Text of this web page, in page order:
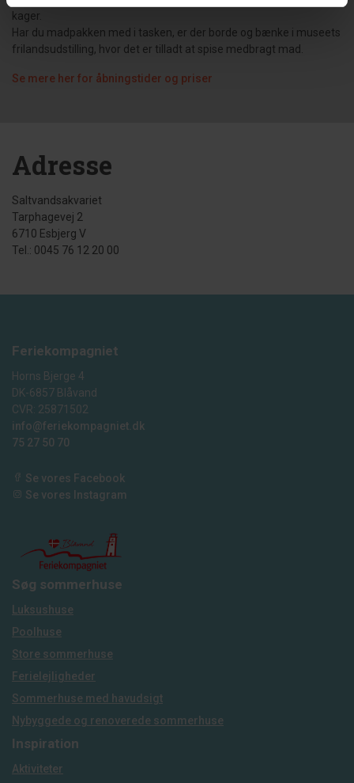
kager.
Har du madpakken med i tasken, er der borde og bænke i museets
frilandsudstilling, hvor det er tilladt at spise medbragt mad.
Se mere her for åbningstider og priser
Adresse
Saltvandsakvariet
Tarphagevej 2
6710 Esbjerg V
Tel.: 0045 76 12 20 00
Feriekompagniet
Horns Bjerge 4
DK-6857 Blåvand
CVR: 25871502
info@feriekompagniet.dk
75 27 50 70
Se vores Facebook
Se vores Instagram
Søg sommerhuse
Luksushuse
Poolhuse
Store sommerhuse
Ferielejligheder
Sommerhuse med havudsigt
Nybyggede og renoverede sommerhuse
Inspiration
Aktiviteter